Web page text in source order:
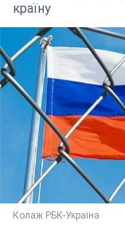
країну
Колаж РБК-Україна